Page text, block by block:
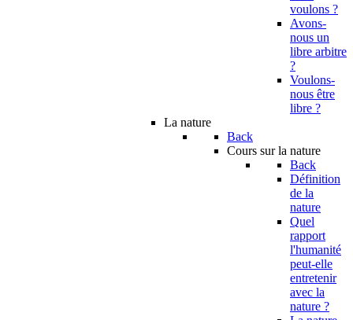
voulons ?
Avons-
nous un
libre arbitre
?
Voulons-
nous être
libre ?
La nature
Back
Cours sur la nature
Back
Définition
de la
nature
Quel
rapport
l'humanité
peut-elle
entretenir
avec la
nature ?